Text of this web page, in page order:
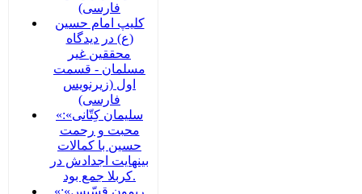
فارسی)
کلیپ امام حسین
(ع) در دیدگاه
محققین غیر
مسلمان - قسمت
اول (زیرنویس
فارسی)
«سلیمان کِتّانی»:
محبت و رحمت
حسین با کمالات
بینهایت اجدادش در
کربلا جمع بود.
«ریمون قسّیس»: